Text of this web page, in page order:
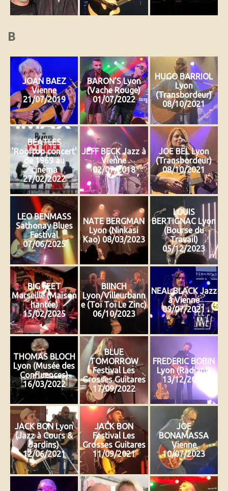
B
JOAN BAEZ
Vienne
21/07/2019
BARON’S Lyon
(Vache Rouge)
01/07/2022
HUGO BARRIOL
Lyon
(Transbordeur)
08/10/2021
BEATLES
'Rooftop concert'
de 1969 au
cinéma
27/02/2022
JEFF BECK Jazz à
Vienne
02/07/2018
JOE BEL Lyon
(Transbordeur)
08/10/2021
LEO BENMASS
Sathonay Blues
Festival
07/06/2025
NATE BERGMAN
Lyon (Ninkasi
Kao) 08/03/2023
LOUIS
BERTIGNAC Lyon
(Bourse du
Travail)
05/12/2023
BIG FEET
Marseille (Maison
hantée)
15/02/2025
BIINCH
Lyon/Villeurbann
e (Toï Toï Le Zinc)
06/10/2023
NEAL BLACK Jazz
à Vienne
09/07/2021
THOMAS BLOCH
Lyon (Musée des
Confluences)
16/03/2022
BLUE
TOMORROW
Festival Les
Grosses Guitares
17/09/2022
FREDERIC BOBIN
Lyon (Radiant)
13/12/2019
JACK BON Lyon
(Jazz à Cours &
Jardins)
12/06/2021
JACK BON
Festival Les
Grosses Guitares
11/09/2021
JOE
BONAMASSA
Vienne
10/07/2023